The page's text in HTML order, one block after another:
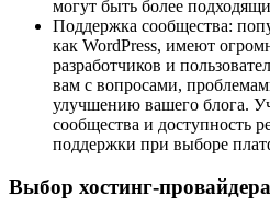
могут быть более
Поддержка сообщества:
как WordPress, имеют
разработчиков и
вам с вопросами,
улучшению вашего блога.
сообщества и доступность
поддержки при выборе
Выбор хостинг-провайдера